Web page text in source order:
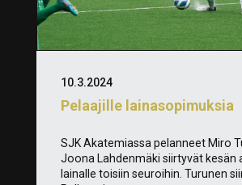
Pelaajille lainasopimuksia
10.3.2024
SJK Akatemiassa pelanneet Miro
Joona Lahdenmäki siirtyvät kesän
lainalle toisiin seuroihin. Turunen